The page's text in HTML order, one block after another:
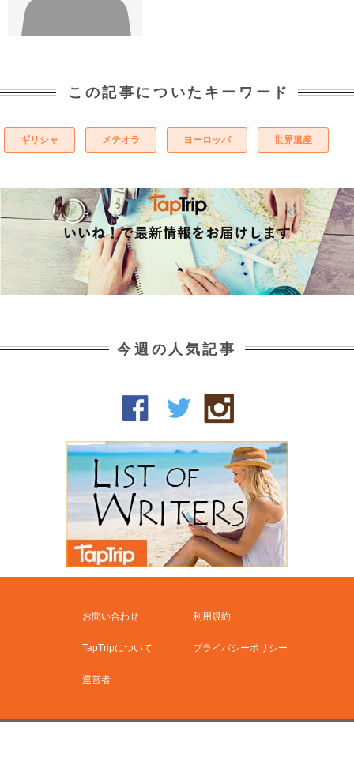
この記事についたキーワード
ギリシャ メテオラ ヨーロッパ 世界遺産
今週の人気記事
お問い合わせ 利用規約
TapTripについて プライバシーポリシー
運営者